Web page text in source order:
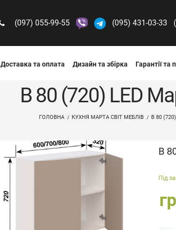
(097) 055-99-55 (095) 431-03-33
Доставка та оплата Дизайн та збірка Гарантії та
В 80 (720) LED
ГОЛОВНА КУХНЯ МАРТА СВІТ МЕБЛІВ В 80
В
Під